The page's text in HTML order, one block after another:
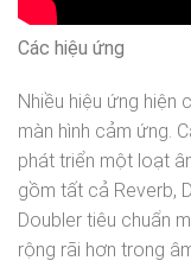
Các hiệu ứng
Nhiều hiệu ứng
màn hình cảm ứng.
phát triển một loạt
gồm tất cả Reverb,
Doubler tiêu chuẩn
rộng rãi hơn trong